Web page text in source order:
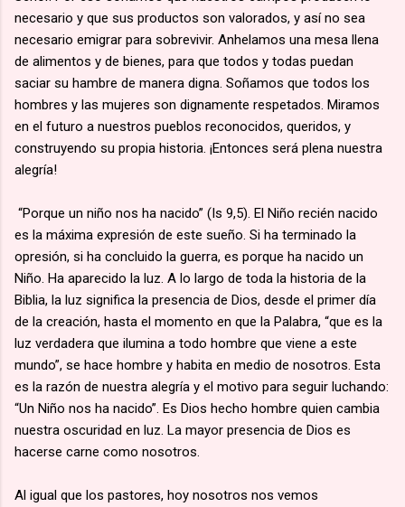
necesario y que sus productos son valorados, y así no sea
necesario emigrar para sobrevivir. Anhelamos una mesa llena
de alimentos y de bienes, para que todos y todas puedan
saciar su hambre de manera digna. Soñamos que todos los
hombres y las mujeres son dignamente respetados. Miramos
en el futuro a nuestros pueblos reconocidos, queridos, y
construyendo su propia historia. ¡Entonces será plena nuestra
alegría!
“Porque un niño nos ha nacido” (Is 9,5). El Niño recién nacido
es la máxima expresión de este sueño. Si ha terminado la
opresión, si ha concluido la guerra, es porque ha nacido un
Niño. Ha aparecido la luz. A lo largo de toda la historia de la
Biblia, la luz significa la presencia de Dios, desde el primer día
de la creación, hasta el momento en que la Palabra, “que es la
luz verdadera que ilumina a todo hombre que viene a este
mundo”, se hace hombre y habita en medio de nosotros. Esta
es la razón de nuestra alegría y el motivo para seguir luchando:
“Un Niño nos ha nacido”. Es Dios hecho hombre quien cambia
nuestra oscuridad en luz. La mayor presencia de Dios es
hacerse carne como nosotros.
Al igual que los pastores, hoy nosotros nos vemos